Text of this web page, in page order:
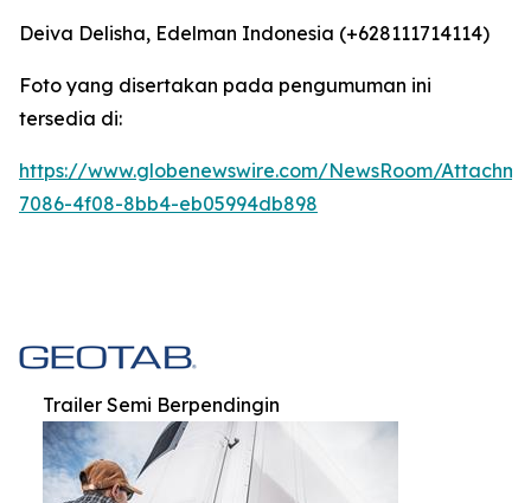
Deiva Delisha, Edelman Indonesia (+628111714114)
Foto yang disertakan pada pengumuman ini
tersedia di:
https://www.globenewswire.com/NewsRoom/
7086-4f08-8bb4-eb05994db898
Trailer Semi Berpendingin